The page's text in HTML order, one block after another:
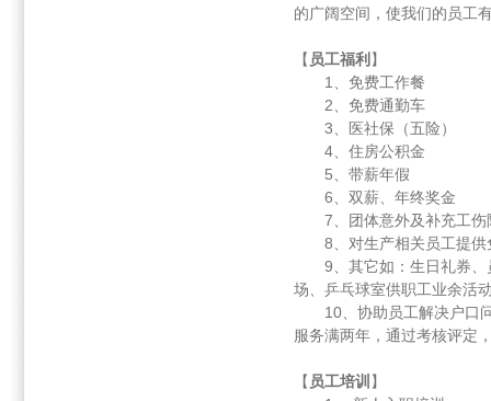
的广阔空间，使我们的员工
【 员工福利 】
1、免费工作餐
2、免费通勤车
3、医社保（五险）
4、住房公积金
5、带薪年假
6、双薪、年终奖金
7、团体意外及补充
8、对生产相关员工
9、其它如：生日礼券
场、乒乓球室供职工业余
10、协助员工解决户口
服务满两年，通过考核评
【 员工培训 】